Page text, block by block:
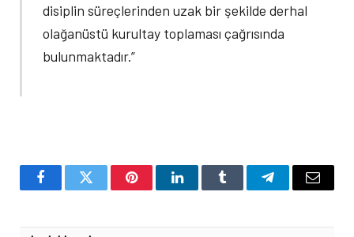
disiplin süreçlerinden uzak bir şekilde derhal
olağanüstü kurultay toplaması çağrısında
bulunmaktadır.”
FacebookTwitter PinterestLinkedInTumblr TelegramEmail